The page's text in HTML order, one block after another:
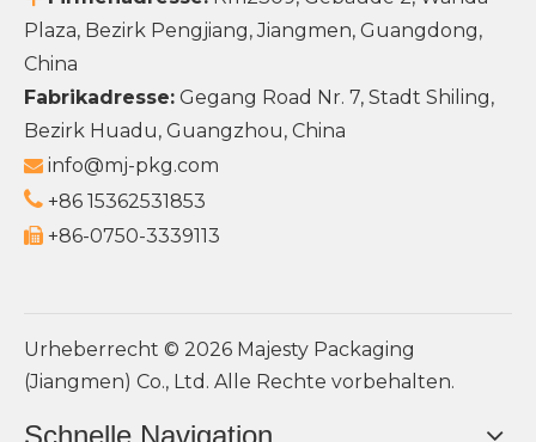
Plaza, Bezirk Pengjiang, Jiangmen, Guangdong,
China
Fabrikadresse: Gegang Road Nr. 7, Stadt Shiling,
Bezirk Huadu, Guangzhou, China
 info@mj-pkg.com
 +86 15362531853
 +86-0750-3339113
Urheberrecht © 2026 Majesty Packaging
(Jiangmen) Co., Ltd. Alle Rechte vorbehalten.
Schnelle Navigation